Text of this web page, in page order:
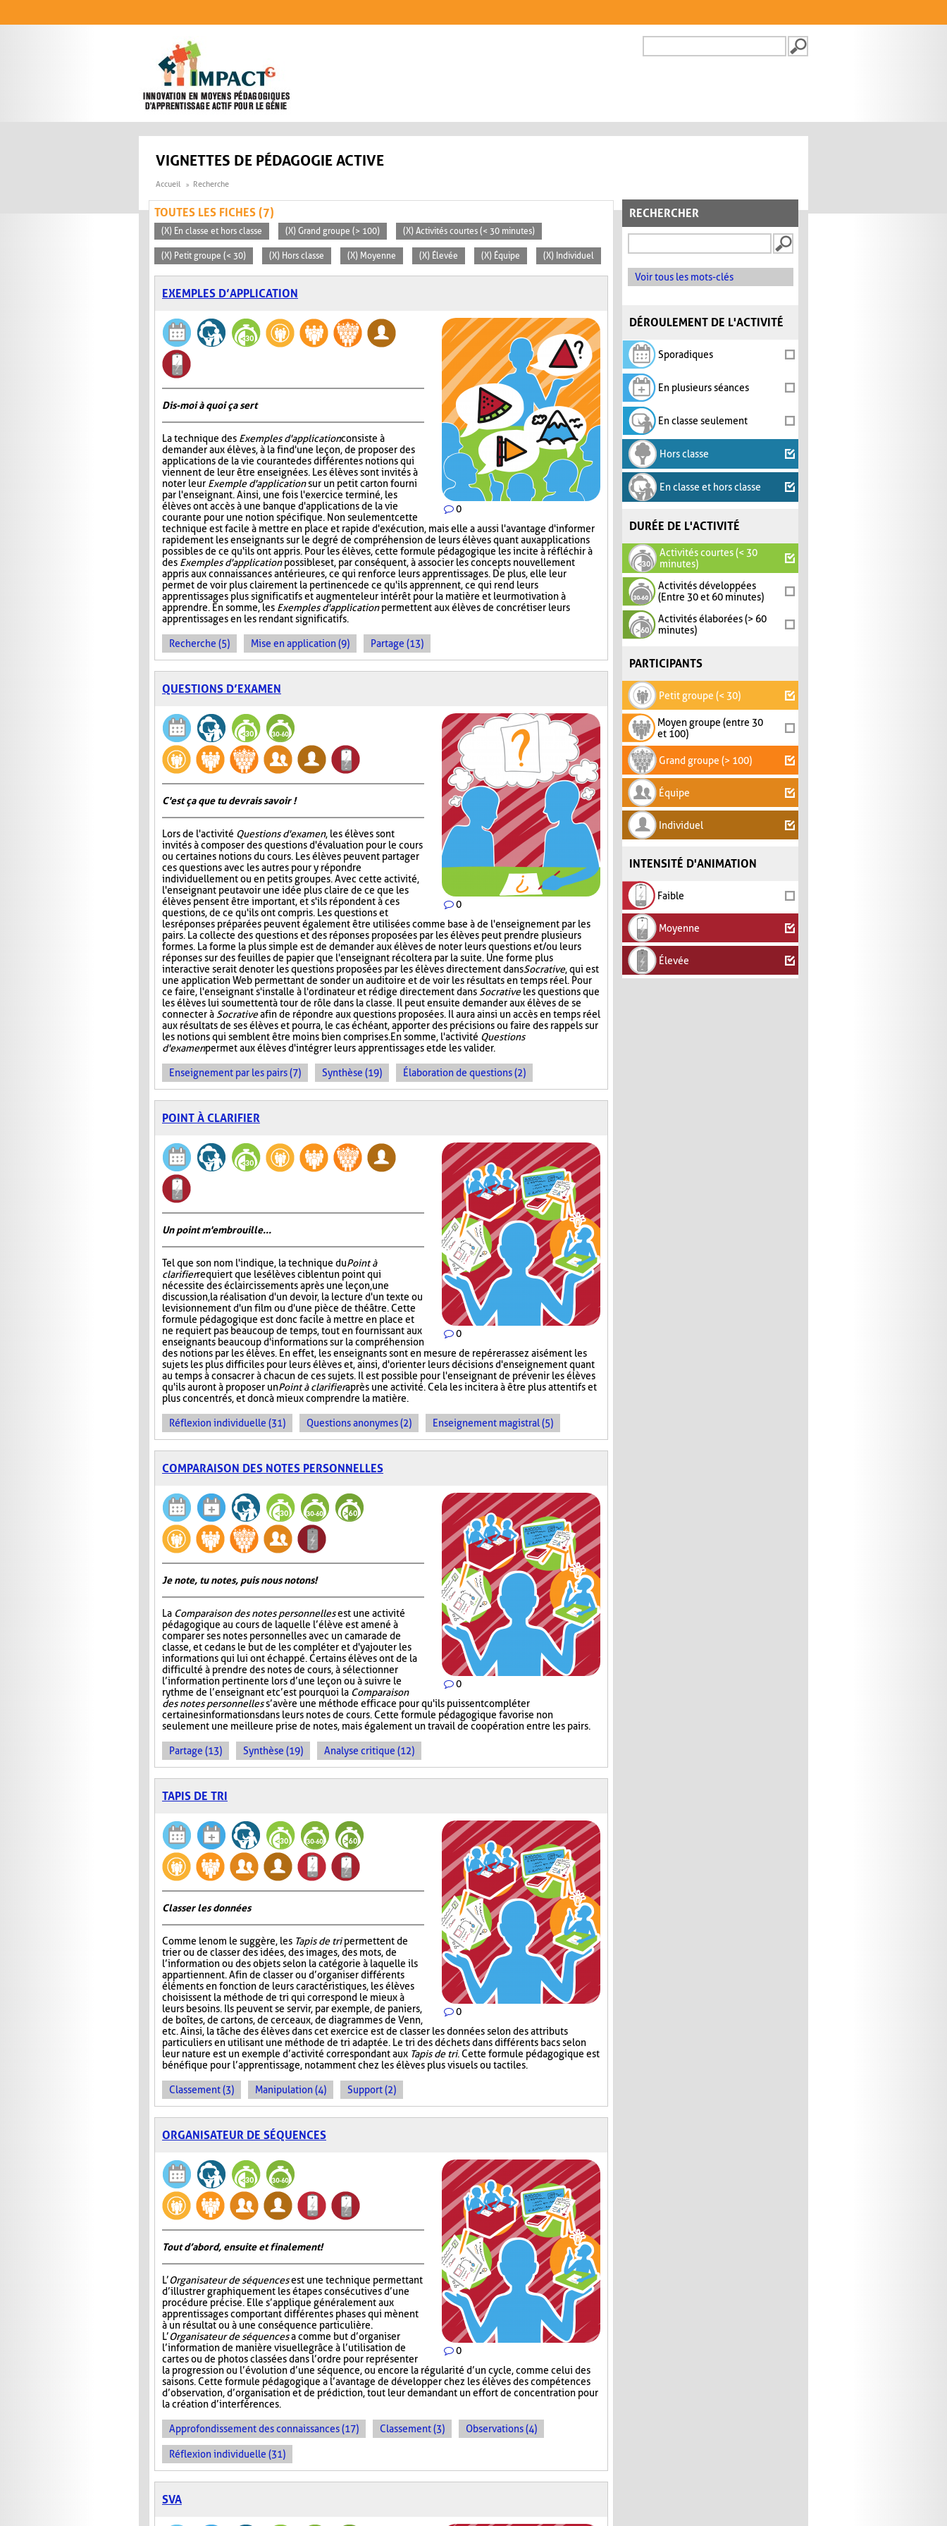
FORMULAIRE DE
VIGNETTES DE PÉDAGOGIE ACTIVE
Accueil Recherche
RECHERCHER
Voir tous les mots-clés
DÉROULEMENT DE L'ACTIVITÉ
Sporadiques
En plusieurs séances
En classe seulement
Hors classe
En classe et hors classe
DURÉE DE L'ACTIVITÉ
Activités courtes (< 30
minutes)
Activités développées
(Entre 30 et 60 minutes)
Activités élaborées (> 60
minutes)
PARTICIPANTS
Petit groupe (< 30)
Moyen groupe (entre 30
et 100)
Grand groupe (> 100)
Équipe
Individuel
INTENSITÉ D'ANIMATION
Faible
Moyenne
Élevée
TOUTES LES FICHES (7)
(X) En classe et hors classe (X) Grand groupe (> 100) (X) Activités courtes (< 30 minutes)
(X) Petit groupe (< 30) (X) Hors classe (X) Moyenne (X) Élevée (X) Équipe (X) Individuel
EXEMPLES D’APPLICATION
0
Dis-moi à quoi ça sert
La technique des Exemples d'applicationconsiste à
demander aux élèves, à la fin d'une leçon, de proposer des
applications de la vie courante des différentes notions qui
viennent de leur être enseignées. Les élèves sont invités à
noter leur Exemple d'applicationsur un petit carton fourni
par l'enseignant. Ainsi, une fois l'exercice terminé, les
élèves ont accès à une banque d'applications de la vie
courante pour une notion spécifique. Non seulement cette
technique est facile à mettre en place et rapide d'exécution, mais elle a aussi l'avantage d'informer
rapidement les enseignants sur le degré de compréhension de leurs élèves quant aux applications
possibles de ce qu'ils ont appris. Pour les élèves, cette formule pédagogique les incite à réfléchir à
des Exemples d'applicationpossibles et, par conséquent, à associer les concepts nouvellement
appris aux connaissances antérieures, ce qui renforce leurs apprentissages. De plus, elle leur
permet de voir plus clairement la pertinence de ce qu'ils apprennent, ce qui rend leurs
apprentissages plus significatifs et augmente leur intérêt pour la matière et leur motivation à
apprendre. En somme, les Exemples d'applicationpermettent aux élèves de concrétiser leurs
apprentissages en les rendant significatifs.
Recherche (5) Mise en application (9) Partage (13)
QUESTIONS D’EXAMEN
0
C'est ça que tu devrais savoir !
Lors de l'activité Questions d'examen, les élèves sont
invités à composer des questions d'évaluation pour le cours
ou certaines notions du cours. Les élèves peuvent partager
ces questions avec les autres pour y répondre
individuellement ou en petits groupes. Avec cette activité,
l'enseignant peut avoir une idée plus claire de ce que les
élèves pensent être important, et s'ils répondent à ces
questions, de ce qu'ils ont compris. Les questions et
les réponses préparées peuvent également être utilisées comme base à de l'enseignement par les
pairs. La collecte des questions et des réponses proposées par les élèves peut prendre plusieurs
formes. La forme la plus simple est de demander aux élèves de noter leurs questions et/ou leurs
réponses sur des feuilles de papier que l'enseignant récoltera par la suite. Une forme plus
interactive serait de noter les questions proposées par les élèves directement dansSocrative, qui est
une application Web permettant de sonder un auditoire et de voir les résultats en temps réel. Pour
ce faire, l'enseignant s'installe à l'ordinateur et rédige directement dansSocrativeles questions que
les élèves lui soumettent à tour de rôle dans la classe. Il peut ensuite demander aux élèves de se
connecter àSocrativeafin de répondre aux questions proposées. Il aura ainsi un accès en temps réel
aux résultats de ses élèves et pourra, le cas échéant, apporter des précisions ou faire des rappels sur
les notions qui semblent être moins bien comprises. En somme, l'activité Questions
d'examenpermet aux élèves d'intégrer leurs apprentissages et de les valider.
Enseignement par les pairs (7) Synthèse (19) Élaboration de questions (2)
POINT À CLARIFIER
0
Un point m'embrouille...
Tel que son nom l'indique, la technique duPoint à
clarifierrequiert que les élèves ciblent un point qui
nécessite des éclaircissements après une leçon, une
discussion, la réalisation d'un devoir, la lecture d'un texte ou
le visionnement d'un film ou d'une pièce de théâtre. Cette
formule pédagogique est donc facile à mettre en place et
ne requiert pas beaucoup de temps, tout en fournissant aux
enseignants beaucoup d'informations sur la compréhension
des notions par les élèves. En effet, les enseignants sont en mesure de repérer assez aisément les
sujets les plus difficiles pour leurs élèves et, ainsi, d'orienter leurs décisions d'enseignement quant
au temps à consacrer à chacun de ces sujets. Il est possible pour l'enseignant de prévenir les élèves
qu'ils auront à proposer unPoint à clarifieraprès une activité. Cela les incitera à être plus attentifs et
plus concentrés, et donc à mieux comprendre la matière.
Réflexion individuelle (31) Questions anonymes (2) Enseignement magistral (5)
COMPARAISON DES NOTES PERSONNELLES
0
Je note, tu notes, puis nous notons!
La Comparaison des notes personnellesest une activité
pédagogique au cours de laquelle l’élève est amené à
comparer ses notes personnelles avec un camarade de
classe, et ce dans le but de les compléter et d'y ajouter les
informations qui lui ont échappé. Certains élèves ont de la
difficulté à prendre des notes de cours, à sélectionner
l’information pertinente lors d’une leçon ou à suivre le
rythme de l’enseignant et c’est pourquoi la Comparaison
des notes personnelless’avère une méthode efficace pour qu'ils puissent compléter
certaines informations dans leurs notes de cours. Cette formule pédagogique favorise non
seulement une meilleure prise de notes, mais également un travail de coopération entre les pairs.
Partage (13) Synthèse (19) Analyse critique (12)
TAPIS DE TRI
0
Classer les données
Comme le nom le suggère, les Tapis de tripermettent de
trier ou de classer des idées, des images, des mots, de
l’information ou des objets selon la catégorie à laquelle ils
appartiennent. Afin de classer ou d’organiser différents
éléments en fonction de leurs caractéristiques, les élèves
choisissent la méthode de tri qui correspond le mieux à
leurs besoins. Ils peuvent se servir, par exemple, de paniers,
de boîtes, de cartons, de cerceaux, de diagrammes de Venn,
etc. Ainsi, la tâche des élèves dans cet exercice est de classer les données selon des attributs
particuliers en utilisant une méthode de tri adaptée. Le tri des déchets dans différents bacs selon
leur nature est un exemple d’activité correspondant aux Tapis de tri. Cette formule pédagogique est
bénéfique pour l’apprentissage, notamment chez les élèves plus visuels ou tactiles.
Classement (3) Manipulation (4) Support (2)
ORGANISATEUR DE SÉQUENCES
0
Tout d’abord, ensuite et finalement!
L’Organisateur de séquencesest une technique permettant
d’illustrer graphiquement les étapes consécutives d’une
procédure précise. Elle s’applique généralement aux
apprentissages comportant différentes phases qui mènent
à un résultat ou à une conséquence particulière.
L’Organisateur de séquencesa comme but d’organiser
l’information de manière visuellegrâce à l’utilisation de
cartes ou de photos classées dans l’ordre pour représenter
la progression ou l’évolution d’une séquence, ou encore la régularité d’un cycle, comme celui des
saisons. Cette formule pédagogique a l’avantage de développer chez les élèves des compétences
d’observation, d’organisation et de prédiction, tout leur demandant un effort de concentration pour
la création d’interférences.
Approfondissement des connaissances (17) Classement (3) Observations (4)
Réflexion individuelle (31)
SVA